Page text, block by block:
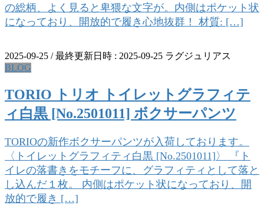
の総柄、よく見ると卑猥な文字が。内側はポケット状
になっており、開放的で履き心地抜群！ 材質: […]
2025-09-25 / 最終更新日時 : 2025-09-25 ラグジュリアス
BLOG
TORIO トリオ トイレットグラフィテ
ィ白黒 [No.2501011] ボクサーパンツ
TORIOの新作ボクサーパンツが入荷しております。
〈トイレットグラフィティ白黒 [No.2501011]〉 『ト
イレの落書きをモチーフに、グラフィティとして落と
し込んだ１枚。 内側はポケット状になっており、開
放的で履き […]